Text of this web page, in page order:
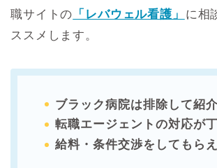
職サイトの 「レバウェル看護」
に相
ススメします。
ブラック病院は排除して紹介
転職エージェントの対応が
給料・条件交渉をしてもら